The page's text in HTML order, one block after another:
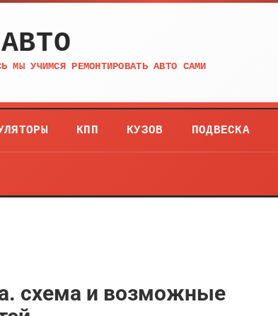
МЫ УЧИМСЯ РЕМОНТИРОВАТЬ АВТО САМИ
КПП КУЗОВ ПОДВЕСКА
схема и возможные